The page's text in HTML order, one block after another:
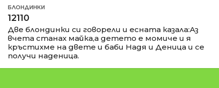
БЛОНДИНКИ
12110
Две блондинки си говорели и есната казала:Аз
вчета станах майка,а детето е момиче и я
кръстихме на двете и баби Надя и Деница и се
получи наденица.